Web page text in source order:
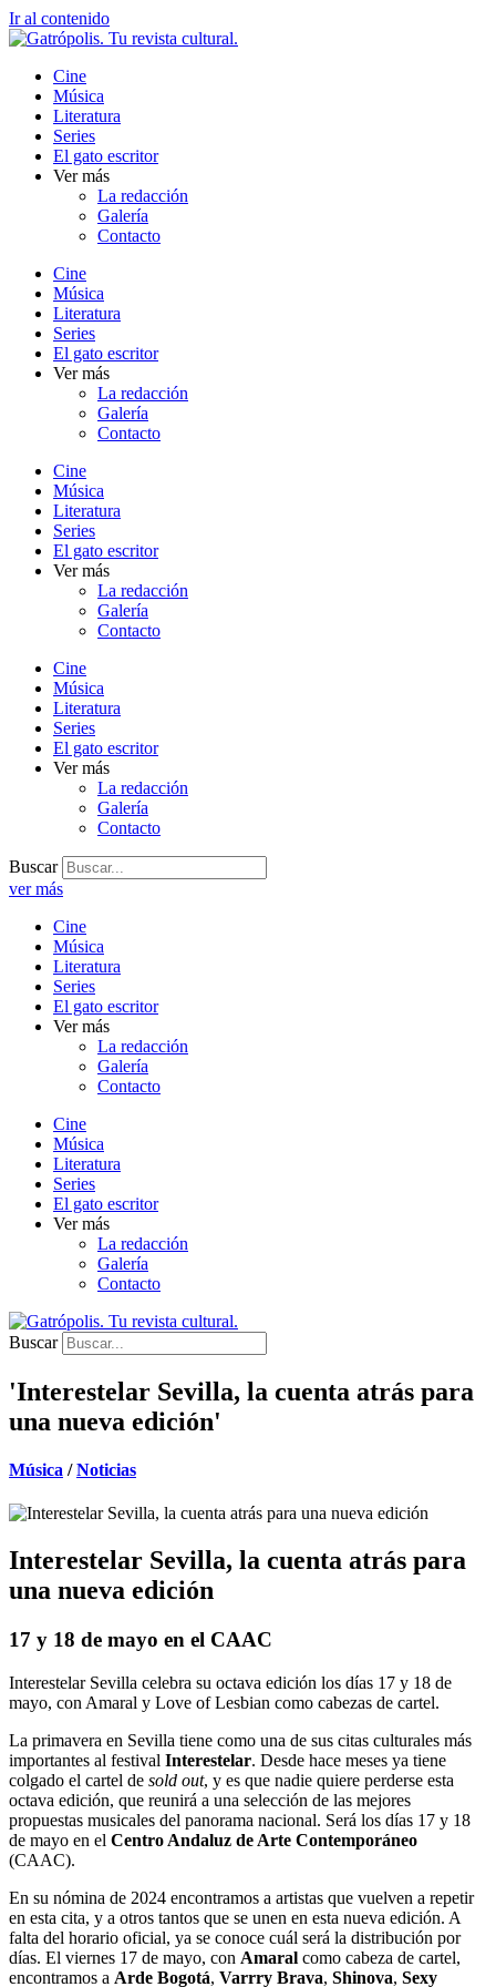
Ir al contenido
Cine
Música
Literatura
Series
El gato escritor
Ver más
La redacción
Galería
Contacto
Cine
Música
Literatura
Series
El gato escritor
Ver más
La redacción
Galería
Contacto
Cine
Música
Literatura
Series
El gato escritor
Ver más
La redacción
Galería
Contacto
Cine
Música
Literatura
Series
El gato escritor
Ver más
La redacción
Galería
Contacto
Buscar
ver más
Cine
Música
Literatura
Series
El gato escritor
Ver más
La redacción
Galería
Contacto
Cine
Música
Literatura
Series
El gato escritor
Ver más
La redacción
Galería
Contacto
Buscar
'Interestelar Sevilla, la cuenta atrás para
una nueva edición'
Música /Noticias
Interestelar Sevilla, la cuenta atrás para
una nueva edición
17 y 18 de mayo en el CAAC
Interestelar Sevilla celebra su octava edición los días 17 y 18 de
mayo, con Amaral y Love of Lesbian como cabezas de cartel.
La primavera en Sevilla tiene como una de sus citas culturales más
importantes al festival Interestelar. Desde hace meses ya tiene
colgado el cartel de sold out, y es que nadie quiere perderse esta
octava edición, que reunirá a una selección de las mejores
propuestas musicales del panorama nacional. Será los días 17 y 18
de mayo en el Centro Andaluz de Arte Contemporáneo
(CAAC).
En su nómina de 2024 encontramos a artistas que vuelven a repetir
en esta cita, y a otros tantos que se unen en esta nueva edición. A
falta del horario oficial, ya se conoce cuál será la distribución por
días. El viernes 17 de mayo, con Amaral como cabeza de cartel,
encontramos a Arde Bogotá, Varrry Brava, Shinova, Sexy